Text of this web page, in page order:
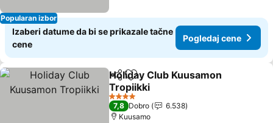
Popularan izbor
Izaberi datume da bi se prikazale tačne
cene
Pogledaj cene
Deli Dodati u favorite
Holiday Club Kuusamon
Tropiikki
Pogledaj cene
4 Zvezdice
7,8 Dobro
6.538
Kuusamo